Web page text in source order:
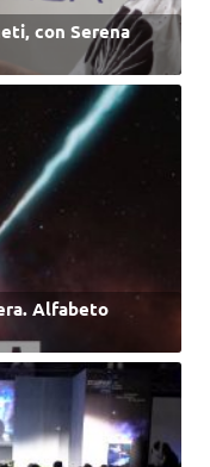
con Serena
Alfabeto